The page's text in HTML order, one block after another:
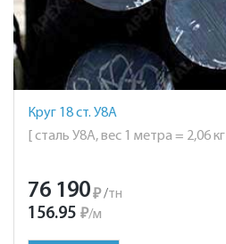
Круг 18 ст. У8А
[ сталь У8А, вес 1 метра = 2,06 кг ]
76 190₽ /тн
156.95 ₽/м